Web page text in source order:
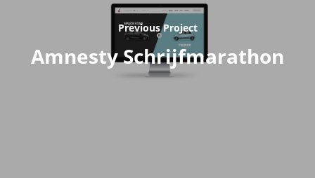
Previous Project
Amnesty Schrijfmarathon